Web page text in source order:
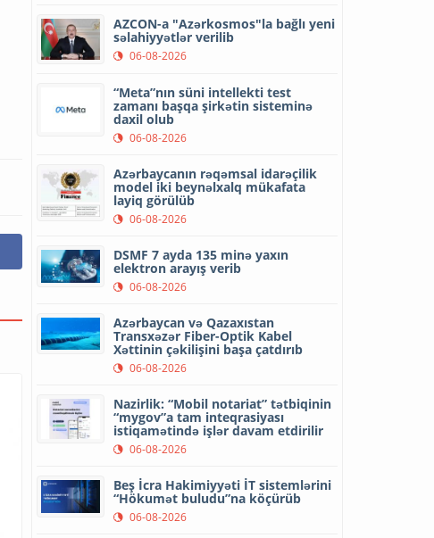
AZCON-a "Azərkosmos"la bağlı yeni
səlahiyyətlər verilib
06-08-2026
“Meta”nın süni intellekti test
zamanı başqa şirkətin sisteminə
daxil olub
06-08-2026
Azərbaycanın rəqəmsal idarəçilik
model iki beynəlxalq mükafata
layiq görülüb
06-08-2026
DSMF 7 ayda 135 minə yaxın
elektron arayış verib
06-08-2026
Azərbaycan və Qazaxıstan
Transxəzər Fiber-Optik Kabel
Xəttinin çəkilişini başa çatdırıb
06-08-2026
Nazirlik: “Mobil notariat” tətbiqinin
“mygov”a tam inteqrasiyası
istiqamətində işlər davam etdirilir
06-08-2026
Beş İcra Hakimiyyəti İT sistemlərini
“Hökumət buludu”na köçürüb
06-08-2026